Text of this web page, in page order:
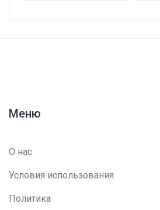
Меню
О нас
Условия использования
Политика